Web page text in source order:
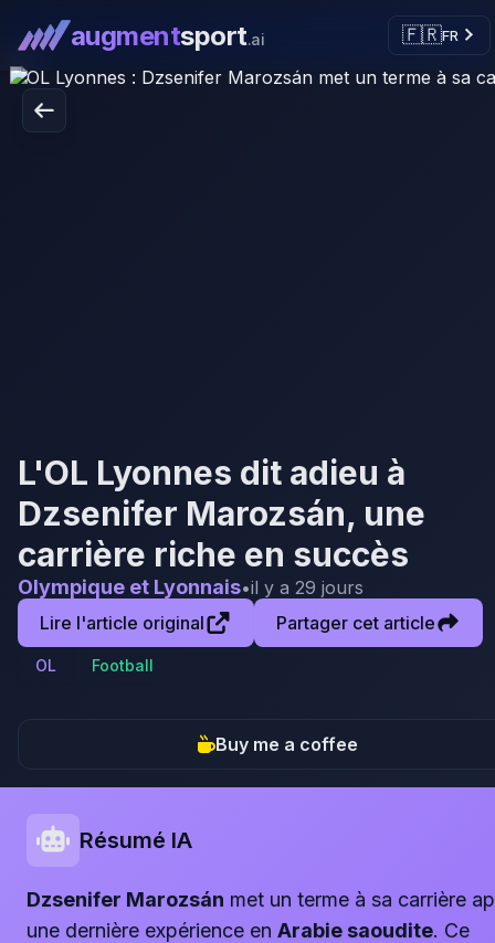
augmentsport.ai 🇫🇷FR
L'OL Lyonnes dit adieu à
Dzsenifer Marozsán, une
carrière riche en succès
Olympique et Lyonnais•il y a 29 jours
Lire l'article original
Partager cet article
OL Football
Buy me a coffee
Résumé IA
Dzsenifer Marozsán met un terme à sa carrière
une dernière expérience en Arabie saoudite. Ce